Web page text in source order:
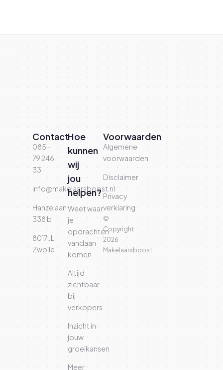
Contact
085 -
79 246
33
info@makelaarsboost.nl
Hanzelaan
338 b
8017 JL
Zwolle
Hoe
kunnen
wij
jou
helpen?
Weet waar
je
opdrachten
vandaan
komen
Altijd
zichtbaar
bij
verkopers
Inzicht in
jouw
groeikansen
Meer
Voorwaarden
Algemene
voorwaarden
Disclaimer
Privacy
verklaring
©
Copyright
2026
Makelaarsboost